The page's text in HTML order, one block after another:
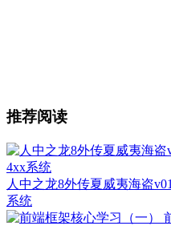
推荐阅读
人中之龙8外传夏威夷海盗
系统